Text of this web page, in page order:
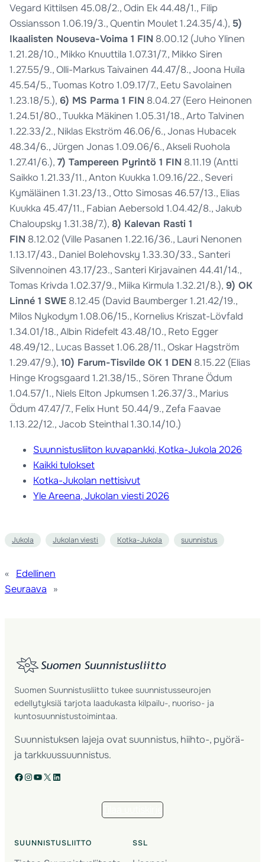
Vegard Kittilsen 45.08/2., Odin Ek 44.48/1., Filip
Ossiansson 1.06.19/3., Quentin Moulet 1.24.35/4.), 5)
Ikaalisten Nouseva-Voima 1 FIN 8.00.12 (Juho Ylinen
1.21.28/10., Mikko Knuuttila 1.07.31/7., Mikko Siren
1.27.55/9., Olli-Markus Taivainen 44.47/8., Joona Huila
45.54/5., Tuomas Kotro 1.09.17/7., Eetu Savolainen
1.23.18/5.),6) MS Parma 1 FIN 8.04.27 (Eero Heinonen
1.24.51/80., Tuukka Mäkinen 1.05.31/18., Arto Talvinen
1.22.33/2., Niklas Ekström 46.06/6., Jonas Hubacek
48.34/6., Jürgen Jonas 1.09.06/6., Akseli Ruohola
1.27.41/6.),7) Tampereen Pyrintö 1 FIN 8.11.19 (Antti
Saikko 1.21.33/11., Anton Kuukka 1.09.16/22., Severi
Kymäläinen 1.31.23/13., Otto Simosas 46.57/13., Elias
Kuukka 45.47/11., Fabian Aebersold 1.04.42/8., Jakub
Chaloupsky 1.31.38/7.),8) Kalevan Rasti 1
FIN 8.12.02 (Ville Pasanen 1.22.16/36., Lauri Nenonen
1.13.17/43., Daniel Bolehovsky 1.33.30/33., Santeri
Silvennoinen 43.17/23., Santeri Kirjavainen 44.41/14.,
Tomas Krivda 1.02.37/9., Miika Kirmula 1.32.21/8.),9) OK
Linné 1 SWE 8.12.45 (David Baumberger 1.21.42/19.,
Milos Nykodym 1.08.06/15., Kornelius Kriszat-Lövfald
1.34.01/18., Albin Ridefelt 43.48/10., Reto Egger
48.49/12., Lucas Basset 1.06.28/11., Oskar Hagström
1.29.47/9.),10) Farum-Tisvilde OK 1 DEN 8.15.22 (Elias
Hinge Krogsgaard 1.21.38/15., Sören Thrane Ödum
1.04.57/1., Niels Elton Jpkumsen 1.26.37/3., Marius
Ödum 47.47/7., Felix Hunt 50.44/9., Zefa Faavae
1.13.22/12., Jacob Steinthal 1.30.14/10.)
Suunnistusliiton kuvapankki, Kotka-Jukola 2026
Kaikki tulokset
Kotka-Jukolan nettisivut
Yle Areena, Jukolan viesti 2026
Jukola Jukolan viesti Kotka-Jukola suunnistus
«
Edellinen
Seuraava
»
Suomen Suunnistusliitto tukee suunnistusseurojen
edellytyksiä tarjota laadukasta kilpailu-, nuoriso- ja
kuntosuunnistustoimintaa.
Suunnistuksen lajeja ovat suunnistus, hiihto-, pyörä-
ja tarkkuussuunnistus.
Facebook Instagram YouTube X LinkedIn
SUUNNISTUSLIITTO SSL